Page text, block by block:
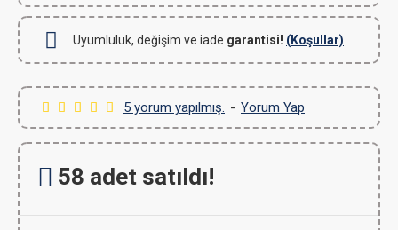
Uyumluluk, değişim ve iade garantisi! (Koşullar)
5 yorum yapılmış. - Yorum Yap
58 adet satıldı!